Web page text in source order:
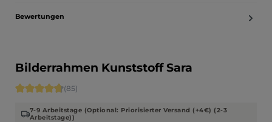
Bewertungen
Bilderrahmen Kunststoff Sara
Durchschnittliche Bewertung von 4.71 von 5 Sternen
(85)
7-9 Arbeitstage (Optional: Priorisierter Versand (+4€) (2-3
Arbeitstage))